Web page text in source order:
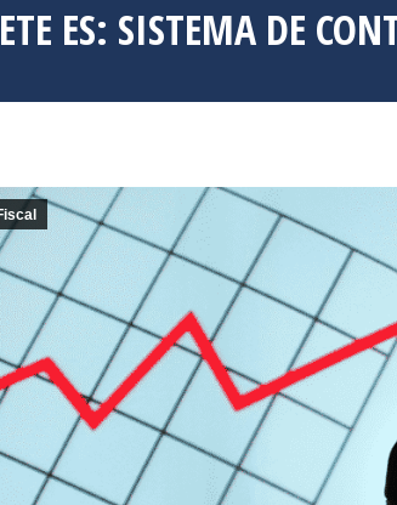
ES: SISTEMA DE